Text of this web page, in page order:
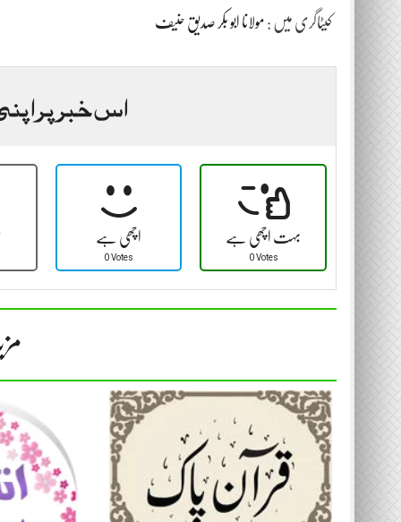
کیٹاگری میں : مولانا ابو بکر صدیق حنیف
اس خبر پر
اچھی ہے
0 Votes
بہت اچھی ہے
0 Votes